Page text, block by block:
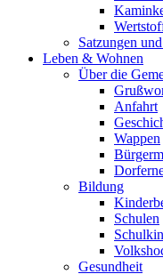
Satzungen
Leben & Wohnen
Über die
Anfahrt
Wappen
Bildung
Schulen
Gesundheit